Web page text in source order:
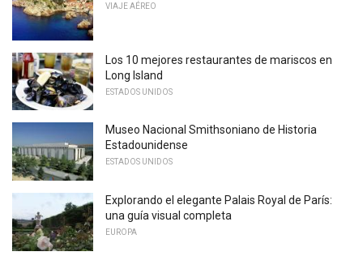
VIAJE AÉREO
Los 10 mejores restaurantes de mariscos en
Long Island
ESTADOS UNIDOS
Museo Nacional Smithsoniano de Historia
Estadounidense
ESTADOS UNIDOS
Explorando el elegante Palais Royal de París:
una guía visual completa
EUROPA